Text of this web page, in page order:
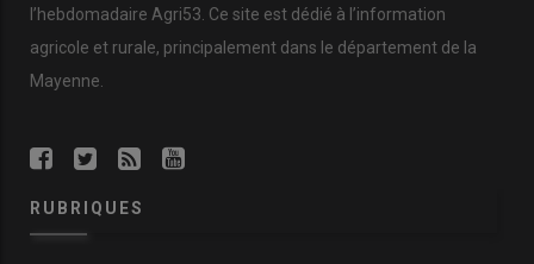
l’hebdomadaire Agri53. Ce site est dédié à l’information
agricole et rurale, principalement dans le département de la
Mayenne.
RUBRIQUES